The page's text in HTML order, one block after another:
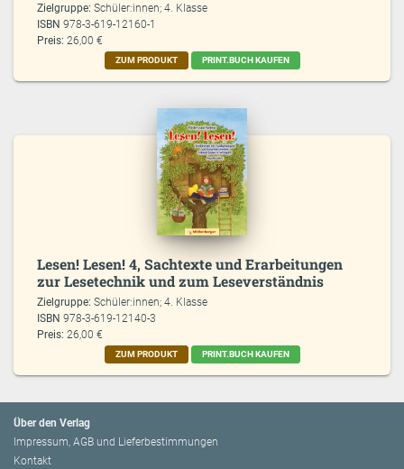
Zielgruppe:Schüler:innen; 4. Klasse
ISBN978-3-619-12160-1
Preis: 26,00 €
ZUM PRODUKT PRINT.BUCH KAUFEN
Lesen! Lesen! 4, Sachtexte und Erarbeitungen
zur Lesetechnik und zum Leseverständnis
Zielgruppe:Schüler:innen; 4. Klasse
ISBN978-3-619-12140-3
Preis: 26,00 €
ZUM PRODUKT PRINT.BUCH KAUFEN
Über den Verlag
Impressum, AGB und Lieferbestimmungen
Kontakt